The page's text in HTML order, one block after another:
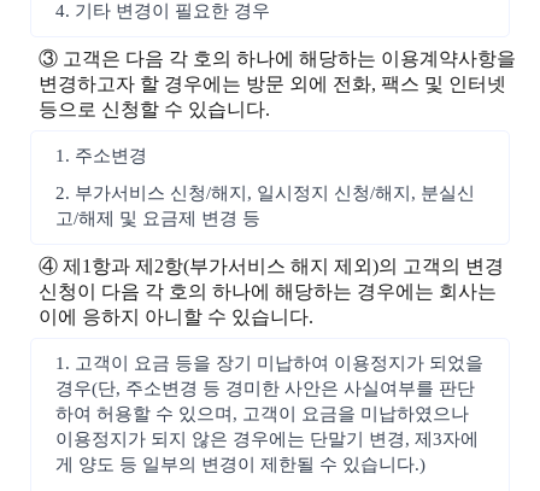
4. 기타 변경이 필요한 경우
③ 고객은 다음 각 호의 하나에 해당하는 이용계약사항을
변경하고자 할 경우에는 방문 외에 전화, 팩스 및 인터넷
등으로 신청할 수 있습니다.
1. 주소변경
2. 부가서비스 신청/해지, 일시정지 신청/해지, 분실신
고/해제 및 요금제 변경 등
④ 제1항과 제2항(부가서비스 해지 제외)의 고객의 변경
신청이 다음 각 호의 하나에 해당하는 경우에는 회사는
이에 응하지 아니할 수 있습니다.
1. 고객이 요금 등을 장기 미납하여 이용정지가 되었을
경우(단, 주소변경 등 경미한 사안은 사실여부를 판단
하여 허용할 수 있으며, 고객이 요금을 미납하였으나
이용정지가 되지 않은 경우에는 단말기 변경, 제3자에
게 양도 등 일부의 변경이 제한될 수 있습니다.)